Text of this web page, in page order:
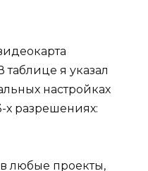
таблице я указал
настройках
разрешениях:
любые проекты,